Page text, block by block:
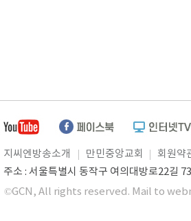
지씨엔방송소개 만민중앙교회 회원약
주소 : 서울특별시 동작구 여의대방로22
©GCN, All rights reserved. Mail to